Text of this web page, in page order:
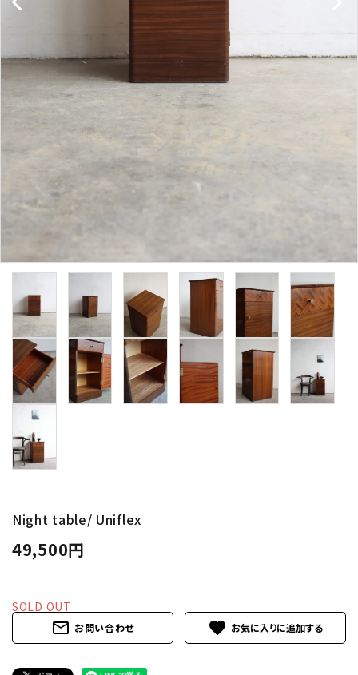
ドア
雑貨
その他
BRAND
卸販売
デザイナーまとめ
アフターケア
メンテナンスについて
ギャラリー・シーン
納品事例
エキシビジョン・展示会
過去販売
ACCOUNT MENU
Night table/ Uniflex
49,500円
SOLD OUT
mail_outline お問い合わせ favorite